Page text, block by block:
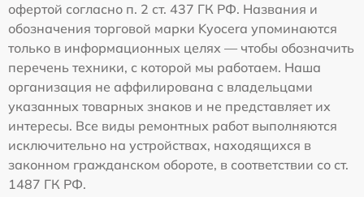
офертой согласно п. 2 ст. 437 ГК РФ. Названия и
обозначения торговой марки Kyocera упоминаются
только в информационных целях — чтобы обозначить
перечень техники, с которой мы работаем. Наша
организация не аффилирована с владельцами
указанных товарных знаков и не представляет их
интересы. Все виды ремонтных работ выполняются
исключительно на устройствах, находящихся в
законном гражданском обороте, в соответствии со ст.
1487 ГК РФ.